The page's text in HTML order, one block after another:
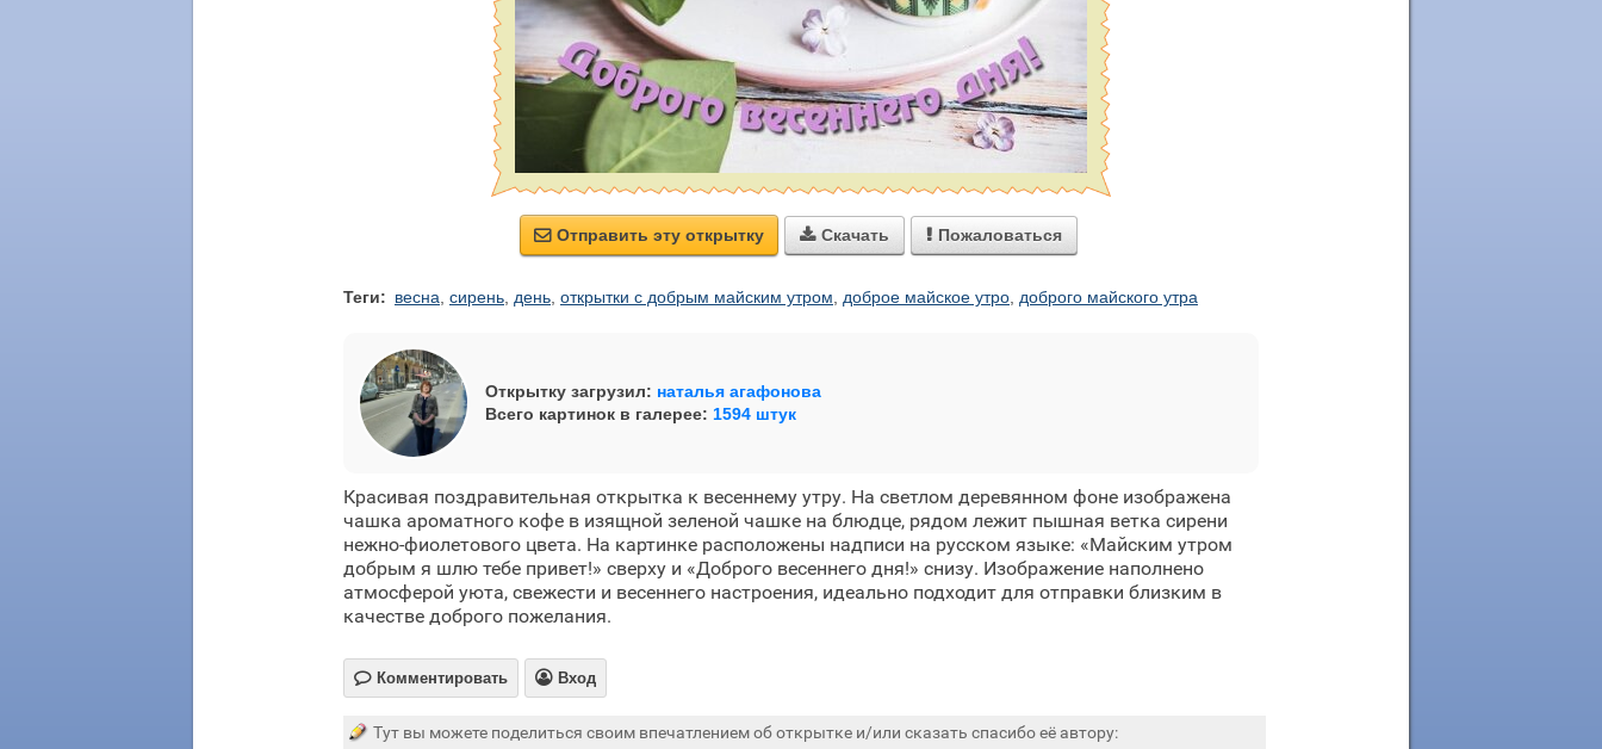
 Отправить эту открытку  Скачать  Пожаловаться
Теги: весна сирень день открытки с добрым майским утром доброе майское утро доброго майского утра
Открытку загрузил: наталья агафонова
Всего картинок в галерее: 1594 штук
Красивая поздравительная открытка к весеннему утру. На светлом деревянном фоне изображена
чашка ароматного кофе в изящной зеленой чашке на блюдце, рядом лежит пышная ветка сирени
нежно-фиолетового цвета. На картинке расположены надписи на русском языке: «Майским утром
добрым я шлю тебе привет!» сверху и «Доброго весеннего дня!» снизу. Изображение наполнено
атмосферой уюта, свежести и весеннего настроения, идеально подходит для отправки близким в
качестве доброго пожелания.
 Комментировать  Вход
Тут вы можете поделиться своим впечатлением об открытке и/или сказать спасибо её автору: